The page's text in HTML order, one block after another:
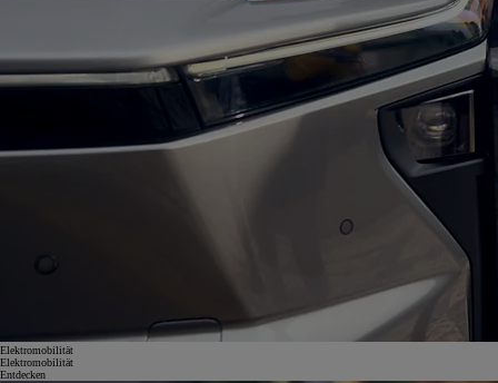
Elektromobilität
Elektromobilität
Entdecken